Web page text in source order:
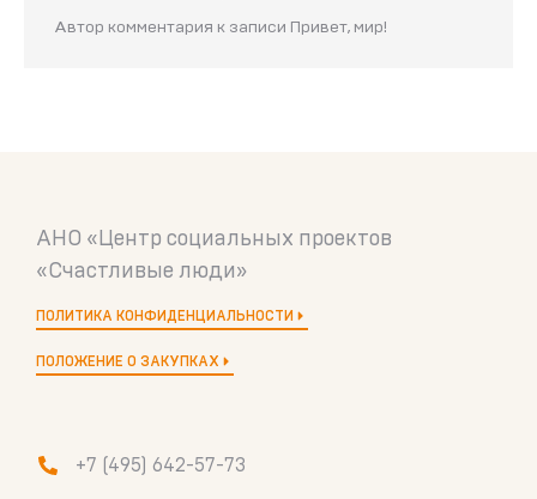
Автор комментария к записи Привет, мир!
АНО «Центр социальных проектов
«Счастливые люди»
ПОЛИТИКА КОНФИДЕНЦИАЛЬНОСТИ
ПОЛОЖЕНИЕ О ЗАКУПКАХ
+7 (495) 642-57-73